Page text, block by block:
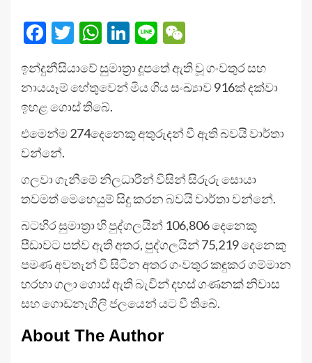
Facebook
Twitter
WhatsApp
LinkedIn
Line
ඉන්දුනීසියාවේ සුමාත්‍රා දූපතේ ඇති වූ ගංවතුර සහ
නායයෑම් හේතුවෙන් මිය ගිය සංඛ්‍යාව 916ක් දක්වා
ඉහළ ගොස් තිබේ.
එමෙන්ම 274දෙනෙකු අතුරුදන් වී ඇති බවයි වාර්තා
වන්නේ.
ගලවා ගැනීමේ නිලධාරීන් විසින් සිරුරු සොයා
තවමත් මෙහෙයුම් සිදු කරන බවයි වාර්තා වන්නේ.
බටහිර සුමාත්‍රා හි පුද්ගලයින් 106,806 දෙනෙකු
පීඩාවට පත්ව ඇති අතර, පුද්ගලයින් 75,219 දෙනෙකු
පමණ අවතැන් වී සිටින අතර ගංවතුර කඳුකර ගම්මාන
හරහා ගලා ගොස් ඇති බැවින් දහස් ගණනක් නිවාස
සහ ගොඩනැගිලි ජලයෙන් යට වී තිබේ.
About The Author